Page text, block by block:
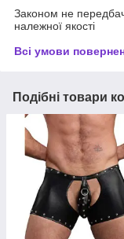
Законом не
належної якості
Всі умови
Подібні товари